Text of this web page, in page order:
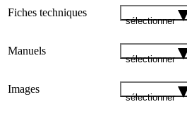
Fiches techniques
sélectionner
Manuels
sélectionner
Images
sélectionner